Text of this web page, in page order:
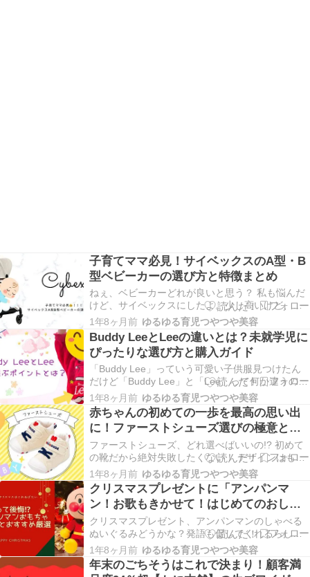
子育てママ必見！サイベックスのA型・B
型ベビーカーの選び方と特徴まとめ
ねぇ、ベビーカーどれが良いと思う？ 私も悩んだ
けど、サイベックスにしたよ。少し高いけど、機
能性もデザインも最高！正直、これで良かったっ
て思ってるよ♡ 育児アイテムの中でも、「ベビー
カー選び」は迷いがち。特に、デザイン性や機能
性、安全性を重視するママたちから支持されてい
る「サイベ…
1年8ヶ月前 ゆるゆる育児つやつや美容
Buddy LeeとLeeの違いとは？未就学児に
ぴったりな選び方と購入ガイド
「Buddy Lee」っていう可愛い子供服見つけたん
だけど「Buddy Lee」と「Lee」って何か違うのか
な？ 子どもの服選びで人気のあるブランド
「Buddy Lee」と「Lee」。どちらもおしゃれなデ
ザインで知られていますが、それぞれの違いを知
っていますか？この記事では、両…
1年8ヶ月前 ゆるゆる育児つやつや美容
赤ちゃんの初めての一歩を最高の思い出
に！ファーストシューズ選びの極意と最
新おすすめアイテム
ファーストシューズ、どれ選べばいいの!? 初めて
の靴だから絶対失敗したくない！ デザインはもち
ろん、足に良いのを選びたいけど…何を基準に選
べばいいの？ こんなふうに悩んでいませんか？赤
ちゃんの初めての靴――ファーストシューズ。こ
れは、ただの「靴選び」ではありません。 赤ちゃ
んが…
1年8ヶ月前 ゆるゆる育児つやつや美容
クリスマスプレゼントに「アンパンマ
ン！お歌もきかせて！はじめてのおしゃ
べりDX」は本当に正解？購入した体験か
らわかった期待と現実
クリスマスプレゼント、アンパンマンのしゃべる
ぬいぐるみどうかな？発語も促してくれるらしい
よ！ うちも買ったけど、正直ちょっと残念だった
かも…。誤作動が多くて、期待してたほどじゃな
かったよ。 えっ、そうなの！？でもアンパンマン
1年8ヶ月前 ゆるゆる育児つやつや美容
年末のごちそうはこれで決まり！顧客満